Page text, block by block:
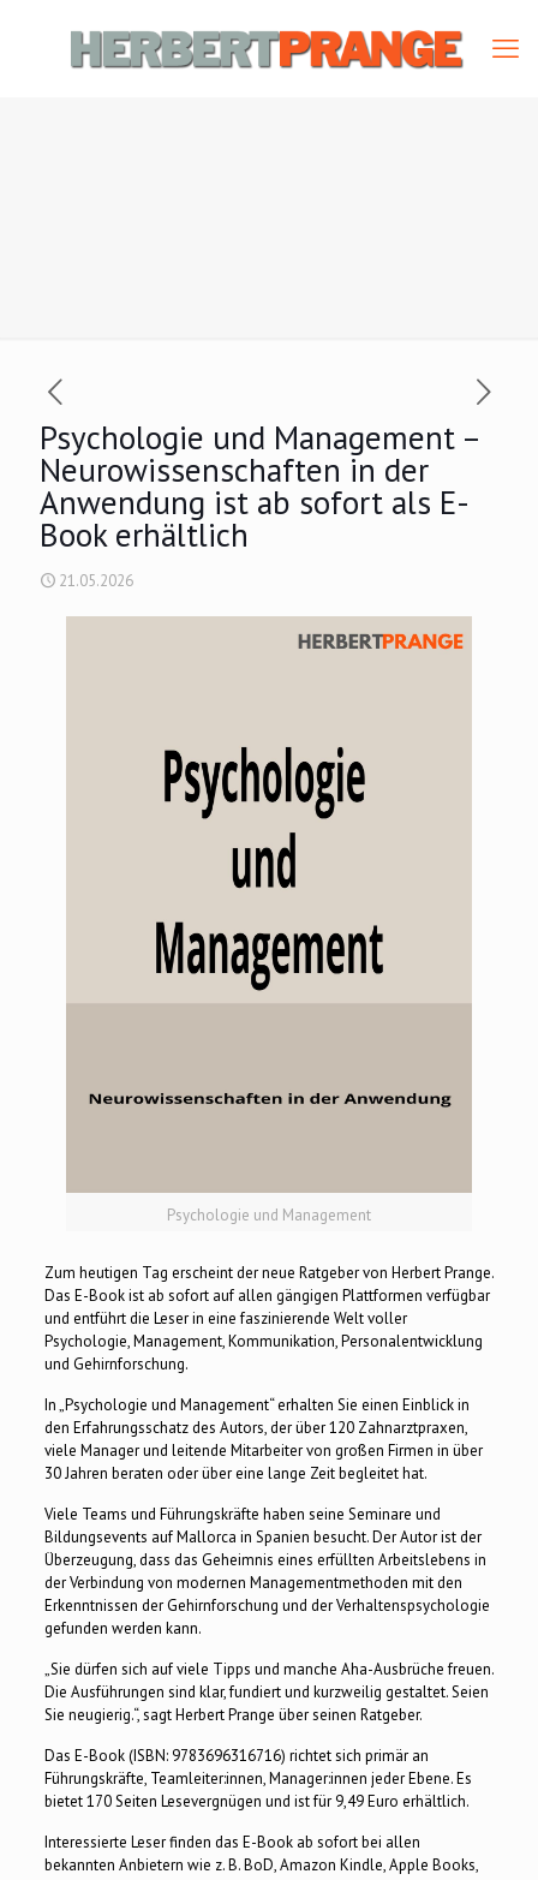
Psychologie und Management –
Neurowissenschaften in der
Anwendung ist ab sofort als E-
Book erhältlich
21.05.2026
Psychologie und Management
Zum heutigen Tag erscheint der neue Ratgeber von Herbert Prange.
Das E-Book ist ab sofort auf allen gängigen Plattformen verfügbar
und entführt die Leser in eine faszinierende Welt voller
Psychologie, Management, Kommunikation, Personalentwicklung
und Gehirnforschung.
In „Psychologie und Management“ erhalten Sie einen Einblick in
den Erfahrungsschatz des Autors, der über 120 Zahnarztpraxen,
viele Manager und leitende Mitarbeiter von großen Firmen in über
30 Jahren beraten oder über eine lange Zeit begleitet hat.
Viele Teams und Führungskräfte haben seine Seminare und
Bildungsevents auf Mallorca in Spanien besucht. Der Autor ist der
Überzeugung, dass das Geheimnis eines erfüllten Arbeitslebens in
der Verbindung von modernen Managementmethoden mit den
Erkenntnissen der Gehirnforschung und der Verhaltenspsychologie
gefunden werden kann.
„Sie dürfen sich auf viele Tipps und manche Aha-Ausbrüche freuen.
Die Ausführungen sind klar, fundiert und kurzweilig gestaltet. Seien
Sie neugierig.“, sagt Herbert Prange über seinen Ratgeber.
Das E-Book (ISBN: 9783696316716) richtet sich primär an
Führungskräfte, Teamleiter:innen, Manager:innen jeder Ebene. Es
bietet 170 Seiten Lesevergnügen und ist für 9,49 Euro erhältlich.
Interessierte Leser finden das E-Book ab sofort bei allen
bekannten Anbietern wie z. B. BoD, Amazon Kindle, Apple Books,